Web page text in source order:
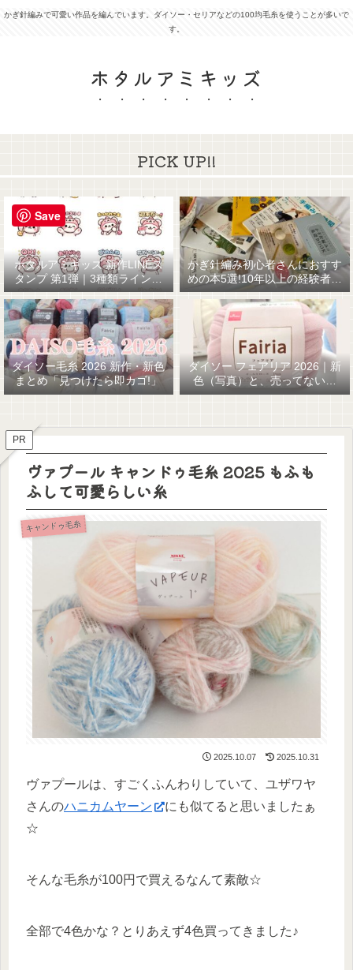
かぎ針編みで可愛い作品を編んでいます。ダイソー・セリアなどの100均毛糸を使うことが多いで
す。
ホタルアミキッズ
PICK UP!!
ホタルアミキッズ 新作LINEス
タンプ 第1弾｜3種類ラインナ
ップ☆
かぎ針編み初心者さんにおすす
めの本5選!10年以上の経験者が
厳選
ダイソー毛糸 2026 新作・新色
まとめ「見つけたら即カゴ!」
ダイソー フェアリア 2026｜新
色（写真）と、売ってない…
GETまでの話
PR
ヴァプール キャンドゥ毛糸 2025 もふも
ふして可愛らしい糸
キャンドゥ毛糸
2025.10.07 2025.10.31
ヴァプールは、すごくふんわりしていて、ユザワヤ
さんのハニカムヤーン
にも似てると思いましたぁ
☆
そんな毛糸が100円で買えるなんて素敵☆
全部で4色かな？とりあえず4色買ってきました♪
Save